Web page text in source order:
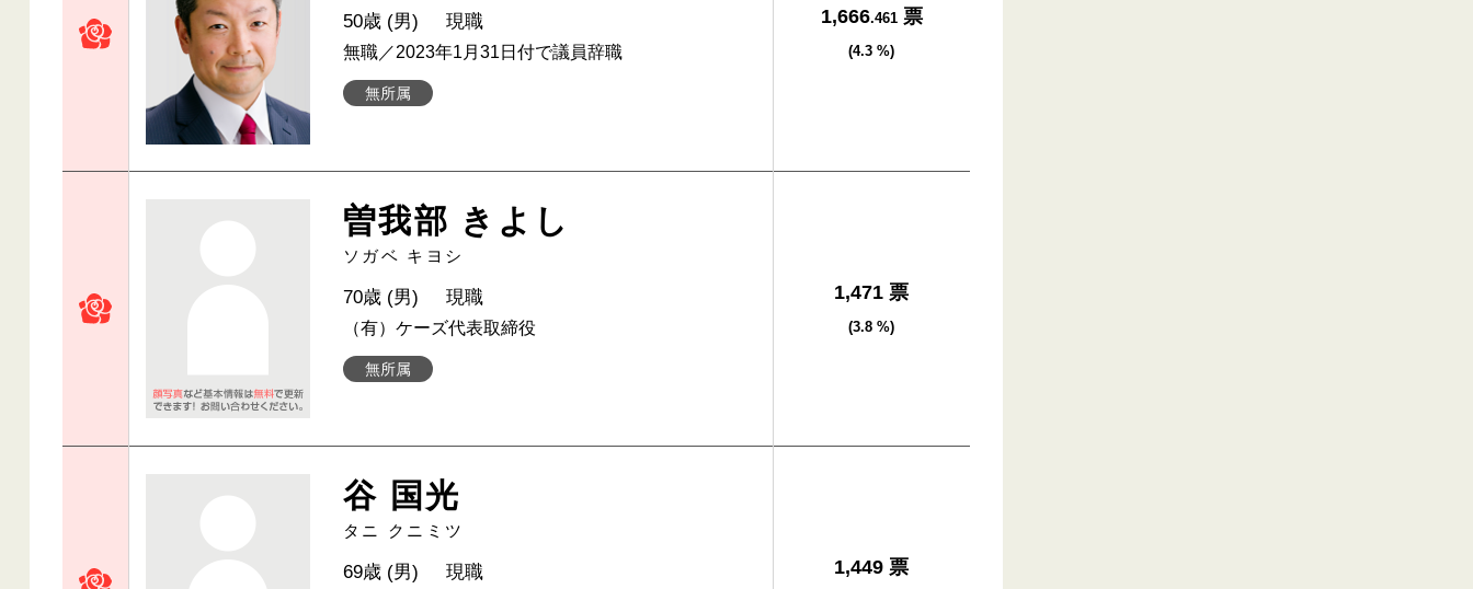
無所属
50歳 (男) 現職
無職／2023年1月31日付で議員辞職
1,666.461票
(4.3 %)
曽我部 きよし
ソガベ キヨシ
無所属
70歳 (男) 現職
（有）ケーズ代表取締役
1,471 票
(3.8 %)
谷 国光
タニ クニミツ
69歳 (男) 現職 1,449 票